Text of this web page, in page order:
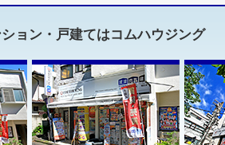
ョン・戸建てはコムハウジング